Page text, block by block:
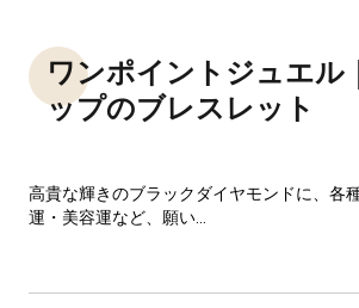
ワンポイントジュエル
ップのブレスレット
高貴な輝きのブラックダイヤモンドに、各
運・美容運など、願い...